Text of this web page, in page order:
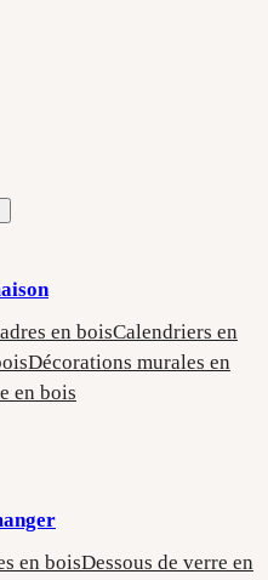
en boisCalendriers en
Décorations murales en
en bois
en boisDessous de verre en